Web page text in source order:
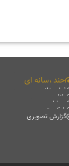
رسانه ای
خانه
تصویری